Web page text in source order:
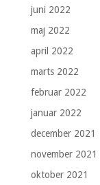
juni 2022
maj 2022
april 2022
marts 2022
februar 2022
januar 2022
december 2021
november 2021
oktober 2021